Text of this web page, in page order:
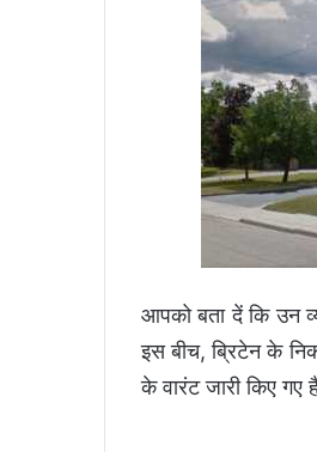
आपको बता दें कि उन
इस बीच, ब्रिटेन के
के वारंट जारी किए गए